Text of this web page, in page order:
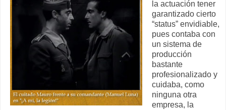
la actuación tener
garantizado cierto
“status” envidiable,
pues contaba con
un sistema de
producción
bastante
profesionalizado y
cuidaba, como
ninguna otra
empresa, la